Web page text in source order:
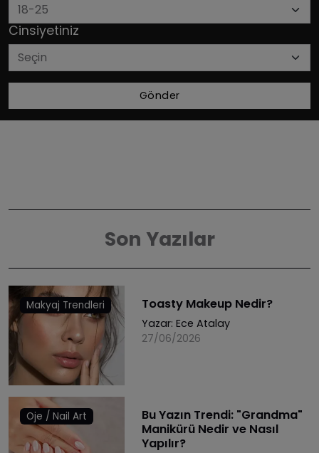
Cinsiyetiniz
Gönder
Son Yazılar
Makyaj Trendleri Toasty Makeup Nedir?
Yazar: Ece Atalay
27/06/2026
Oje / Nail Art
Bu Yazın Trendi: "Grandma"
Manikürü Nedir ve Nasıl
Yapılır?